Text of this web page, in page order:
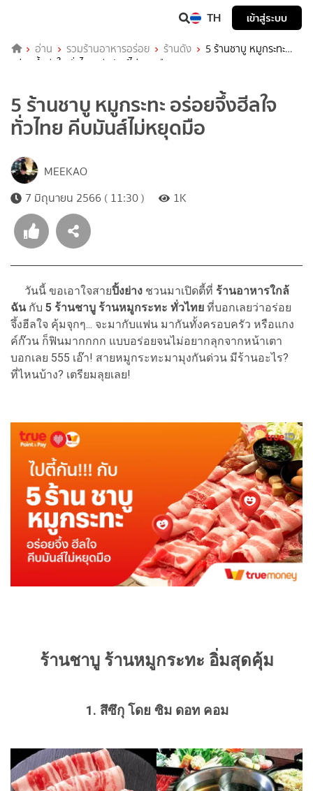
TH เข้าสู่ระบบ
อ่าน รวมร้านอาหารอร่อย ร้านดัง
5 ร้านชาบู หมูกระทะ
อร่อยจึ้งฮีลใจ ทั่วไทย คีบมันส์ไม่หยุดมือ
5 ร้านชาบู หมูกระทะ อร่อยจึ้งฮีลใจ
ทั่วไทย คีบมันส์ไม่หยุดมือ
MEEKAO
7 มิถุนายน 2566 ( 11:30 )
1K
วันนี้ ขอเอาใจสายปิ้งย่าง ชวนมาเปิดตี้ที่ ร้านอาหารใกล้
ฉัน กับ 5 ร้านชาบู ร้านหมูกระทะ ทั่วไทย ที่บอกเลยว่าอร่อย
จึ้งฮีลใจ คุ้มจุกๆ... จะมากับแฟน มากันทั้งครอบครัว หรือแกง
ค์ก๊วน ก็ฟินมากกกก แบบอร่อยจนไม่อยากลุกจากหน้าเตา
บอกเลย 555 เอ๊า! สายหมูกระทะมามุงกันด่วน มีร้านอะไร?
ที่ไหนบ้าง? เตรียมลุยเลย!
ร้านชาบู ร้านหมูกระทะ อิ่มสุดคุ้ม
1. สึซึกุ โดย ซิม ดอท คอม